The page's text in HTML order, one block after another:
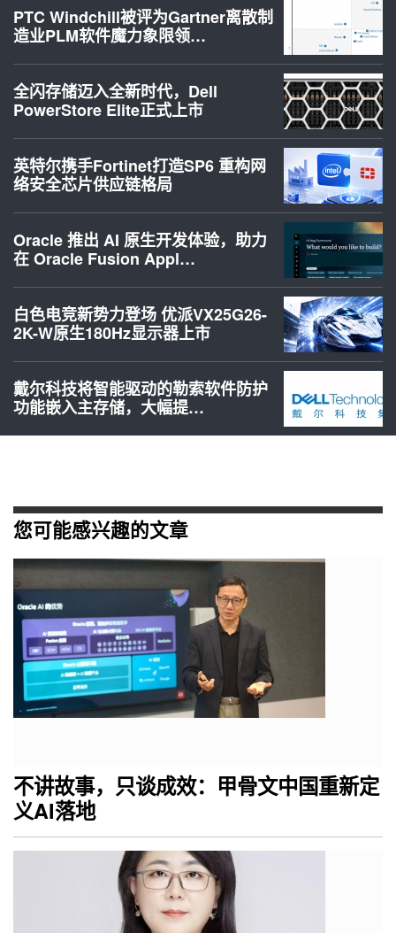
PTC Windchill被评为Gartner离散制
造业PLM软件魔力象限领…
全闪存储迈入全新时代，Dell
PowerStore Elite正式上市
英特尔携手Fortinet打造SP6 重构网
络安全芯片供应链格局
Oracle 推出 AI 原生开发体验，助力
在 Oracle Fusion Appl…
白色电竞新势力登场 优派VX25G26-
2K-W原生180Hz显示器上市
戴尔科技将智能驱动的勒索软件防护
功能嵌入主存储，大幅提…
您可能感兴趣的文章
不讲故事，只谈成效：甲骨文中国重新定
义AI落地